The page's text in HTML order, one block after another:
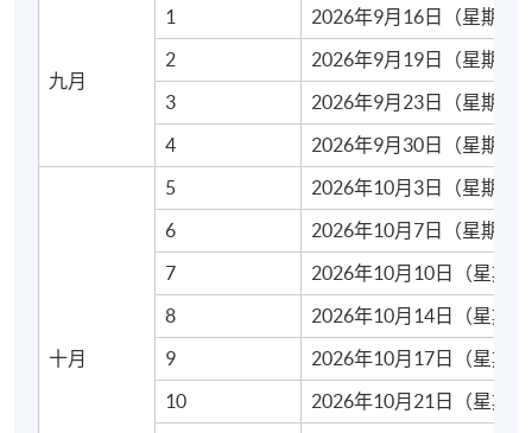
出席要求：完成總共 90 個面對面講座小時的 70%; 和
績效要求：完成所有評估部分並達到50%的合格率。
本課程、課程大綱及評核均由HKU SPACE英語課程團
九月
1
2026年9月16日（星期三
2
2026年9月19日（星期六
3
2026年9月23日（星期三
4
2026年9月30日（星期三
十月
5
2026年10月3日（星期六
6
2026年10月7日（星期三
7
2026年10月10日（星期
8
2026年10月14日（星期
9
2026年10月17日（星期
10
2026年10月21日（星期